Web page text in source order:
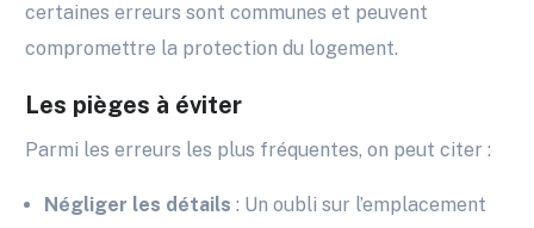
certaines erreurs sont communes et peuvent
compromettre la protection du logement.
Les pièges à éviter
Parmi les erreurs les plus fréquentes, on peut citer :
Négliger les détails : Un oubli sur l’emplacement